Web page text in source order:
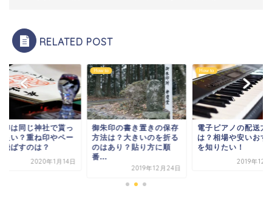
RELATED POST
印は同じ神社で貰っ
良い？重ね印やペー
飛ばすのは？
2020年1月14日
How to
御朱印の書き置きの保存
方法は？大きいのを折る
のはあり？貼り方に順
番...
2019年12月24日
How to
電子ピアノの配送方
は？相場や安いおす
を知りたい！
2019年12